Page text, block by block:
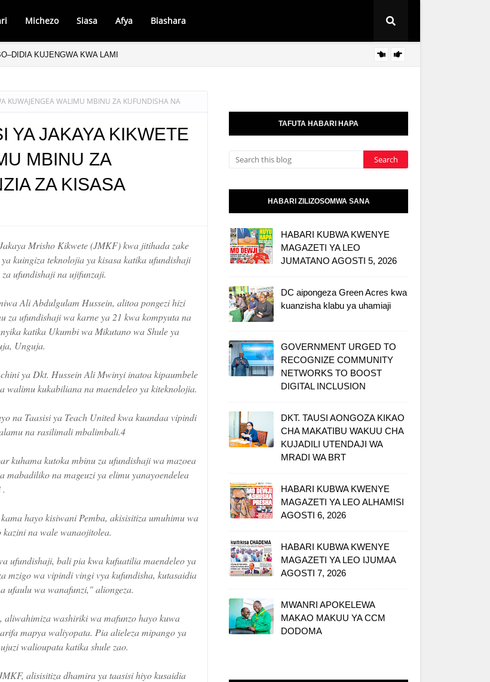
Michezo Siasa Afya Biashara
KUJENGWA KWA LAMI
KUWAJENGEA WALIMU MBINU ZA KUFUNDISHA NA
YA JAKAYA KIKWETE
MBINU ZA
ZA KISASA
Mrisho Kikwete (JMKF) kwa jitihada zake
kuingiza teknolojia ya kisasa katika ufundishaji
ufundishaji na ujifunzaji.
Ali Abdulgulam Hussein, alitoa pongezi hizi
za ufundishaji wa karne ya 21 kwa kompyuta na
katika Ukumbi wa Mikutano wa Shule ya
Unguja.
ya Dkt. Hussein Ali Mwinyi inatoa kipaumbele
kukabiliana na maendeleo ya kiteknolojia.
na Taasisi ya Teach United kwa kuandaa vipindi
na rasilimali mbalimbali.4
kuhama kutoka mbinu za ufundishaji wa mazoea
mabadiliko na mageuzi ya elimu yanayoendelea
hayo kisiwani Pemba, akisisitiza umuhimu wa
na wale wanaojitolea.
ufundishaji, bali pia kwa kufuatilia maendeleo ya
mzigo wa vipindi vingi vya kufundisha, kutasaidia
ufaulu wa wanafunzi," aliongeza.
washiriki wa mafunzo hayo kuwa
mapya waliyopata. Pia alieleza mipango ya
walioupata katika shule zao.
alisisitiza dhamira ya taasisi hiyo kusaidia
TAFUTA HABARI HAPA
HABARI ZILIZOSOMWA SANA
HABARI KUBWA KWENYE
MAGAZETI YA LEO
JUMATANO AGOSTI 5, 2026
DC aipongeza Green Acres kwa
kuanzisha klabu ya uhamiaji
GOVERNMENT URGED TO
RECOGNIZE COMMUNITY
NETWORKS TO BOOST
DIGITAL INCLUSION
DKT. TAUSI AONGOZA KIKAO
CHA MAKATIBU WAKUU CHA
KUJADILI UTENDAJI WA
MRADI WA BRT
HABARI KUBWA KWENYE
MAGAZETI YA LEO ALHAMISI
AGOSTI 6, 2026
HABARI KUBWA KWENYE
MAGAZETI YA LEO IJUMAA
AGOSTI 7, 2026
MWANRI APOKELEWA
MAKAO MAKUU YA CCM
DODOMA